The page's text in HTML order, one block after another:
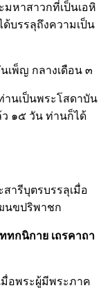
หาสาวกที่เป็นเอหิ
บรรลุถึงความเป็น
เพ็ญ กลางเดือน ๓
นเป็นพระโสดาบัน
ว ๑๕ วัน ท่านก็ได้
ารีบุตรบรรลุเมื่อ
นขปริพาชก
ทกนิกาย เถรคาถา
อพระผู้มีพระภาค